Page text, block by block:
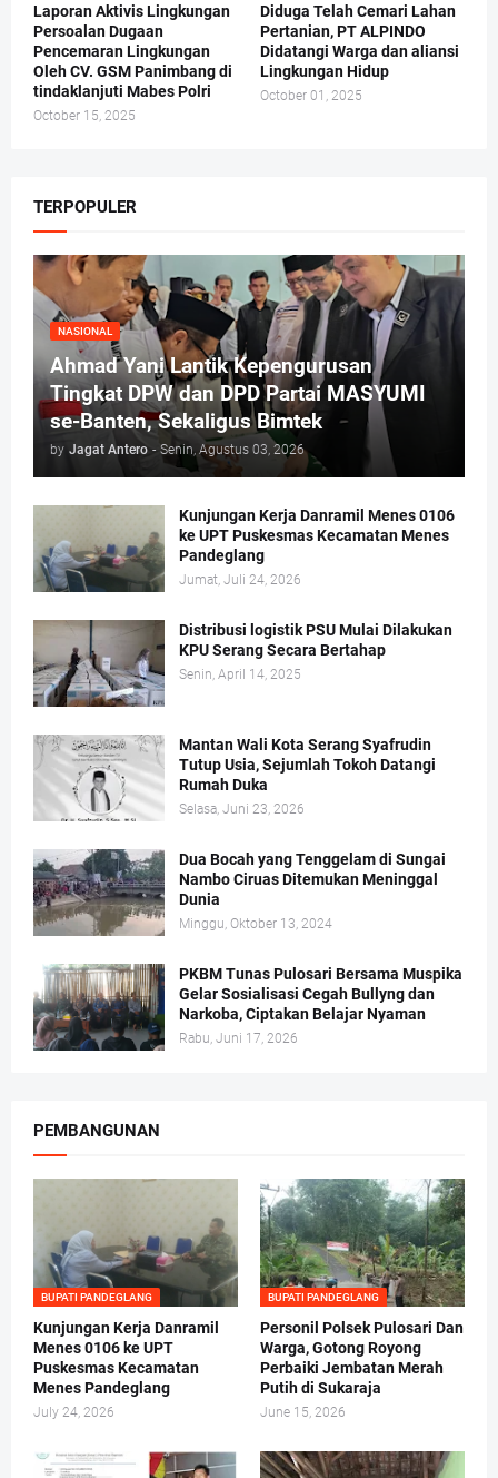
Laporan Aktivis Lingkungan
Persoalan Dugaan
Pencemaran Lingkungan
Oleh CV. GSM Panimbang di
tindaklanjuti Mabes Polri
October 15, 2025
Diduga Telah Cemari Lahan
Pertanian, PT ALPINDO
Didatangi Warga dan aliansi
Lingkungan Hidup
October 01, 2025
TERPOPULER
NASIONAL
Ahmad Yani Lantik Kepengurusan
Tingkat DPW dan DPD Partai MASYUMI
se-Banten, Sekaligus Bimtek
by Jagat Antero - Senin, Agustus 03, 2026
Kunjungan Kerja Danramil Menes 0106
ke UPT Puskesmas Kecamatan Menes
Pandeglang
Jumat, Juli 24, 2026
Distribusi logistik PSU Mulai Dilakukan
KPU Serang Secara Bertahap
Senin, April 14, 2025
Mantan Wali Kota Serang Syafrudin
Tutup Usia, Sejumlah Tokoh Datangi
Rumah Duka
Selasa, Juni 23, 2026
Dua Bocah yang Tenggelam di Sungai
Nambo Ciruas Ditemukan Meninggal
Dunia
Minggu, Oktober 13, 2024
PKBM Tunas Pulosari Bersama Muspika
Gelar Sosialisasi Cegah Bullyng dan
Narkoba, Ciptakan Belajar Nyaman
Rabu, Juni 17, 2026
PEMBANGUNAN
BUPATI PANDEGLANG
Kunjungan Kerja Danramil
Menes 0106 ke UPT
Puskesmas Kecamatan
Menes Pandeglang
July 24, 2026
BUPATI PANDEGLANG
Personil Polsek Pulosari Dan
Warga, Gotong Royong
Perbaiki Jembatan Merah
Putih di Sukaraja
June 15, 2026